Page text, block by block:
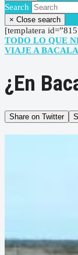
Search
× Close search
[templatera
TODO LO QUE
VIAJE A
¿En
Share on Twitter